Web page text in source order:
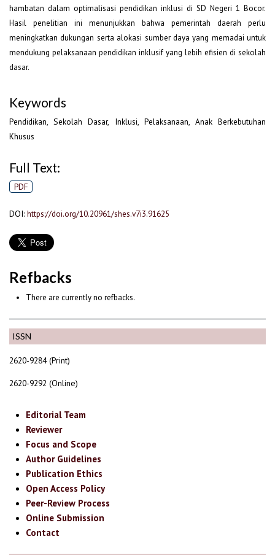
ISSN
2620-9284 (Print)
2620-9292 (Online)
Editorial Team
Reviewer
Focus and Scope
Author Guidelines
Publication Ethics
Open Access Policy
Peer-Review Process
Online Submission
Contact
hambatan dalam optimalisasi pendidikan inklusi di SD Negeri 1 Bocor.
Hasil penelitian ini menunjukkan bahwa pemerintah daerah perlu
meningkatkan dukungan serta alokasi sumber daya yang memadai untuk
mendukung pelaksanaan pendidikan inklusif yang lebih efisien di sekolah
dasar.
Keywords
Pendidikan, Sekolah Dasar, Inklusi, Pelaksanaan, Anak Berkebutuhan
Khusus
Full Text:
PDF
DOI: https://doi.org/10.20961/shes.v7i3.91625
Refbacks
There are currently no refbacks.